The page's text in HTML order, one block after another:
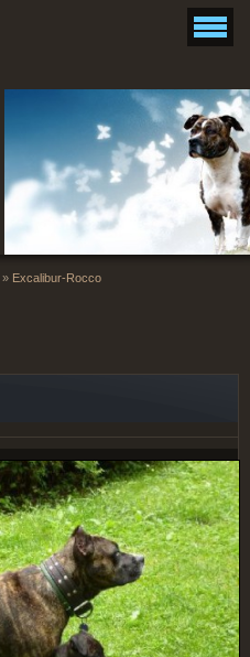
» Excalibur-Rocco